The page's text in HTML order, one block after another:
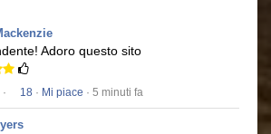
Adoro questo sito
· 18 · Mi piace · 5 minuti fa